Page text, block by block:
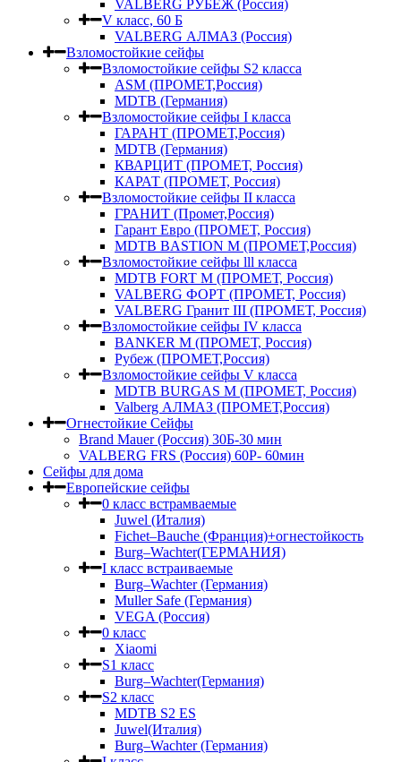
VALBERG РУБЕЖ (Россия)
V класс, 60 Б
VALBERG АЛМАЗ (Россия)
Взломостойкие сейфы
Взломостойкие сейфы S2 класса
ASM (ПРОМЕТ,Россия)
MDTB (Германия)
Взломостойкие сейфы I класса
ГАРАНТ (ПРОМЕТ,Россия)
MDTB (Германия)
КВАРЦИТ (ПРОМЕТ, Россия)
КАРАТ (ПРОМЕТ, Россия)
Взломостойкие сейфы II класса
ГРАНИТ (Промет,Россия)
Гарант Евро (ПРОМЕТ, Россия)
MDTB BASTION M (ПРОМЕТ,Россия)
Взломостойкие сейфы lll класса
MDTB FORT M (ПРОМЕТ, Россия)
VALBERG ФОРТ (ПРОМЕТ, Россия)
VALBERG Гранит III (ПРОМЕТ, Россия)
Взломостойкие сейфы IV класса
BANKER M (ПРОМЕТ, Россия)
Рубеж (ПРОМЕТ,Россия)
Взломостойкие сейфы V класса
MDTB BURGAS M (ПРОМЕТ, Россия)
Valberg АЛМАЗ (ПРОМЕТ,Россия)
Огнестойкие Сейфы
Brand Mauer (Россия) 30Б-30 мин
VALBERG FRS (Россия) 60Р- 60мин
Сейфы для дома
Европейские сейфы
0 класс встрамваемые
Juwel (Италия)
Fichet–Bauche (Франция)+огнестойкость
Burg–Wachter(ГЕРМАНИЯ)
I класс встраиваемые
Burg–Wachter (Германия)
Muller Safe (Германия)
VEGA (Россия)
0 класс
Xiaomi
S1 класс
Burg–Wachter(Германия)
S2 класс
MDTB S2 ES
Juwel(Италия)
Burg–Wachter (Германия)